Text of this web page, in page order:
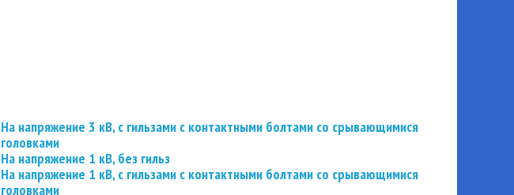
На напряжение 3 кВ, с гильзами с контактными болтами со срывающимися
головками
На напряжение 1 кВ, без гильз
На напряжение 1 кВ, с гильзами с контактными болтами со срывающимися
головками